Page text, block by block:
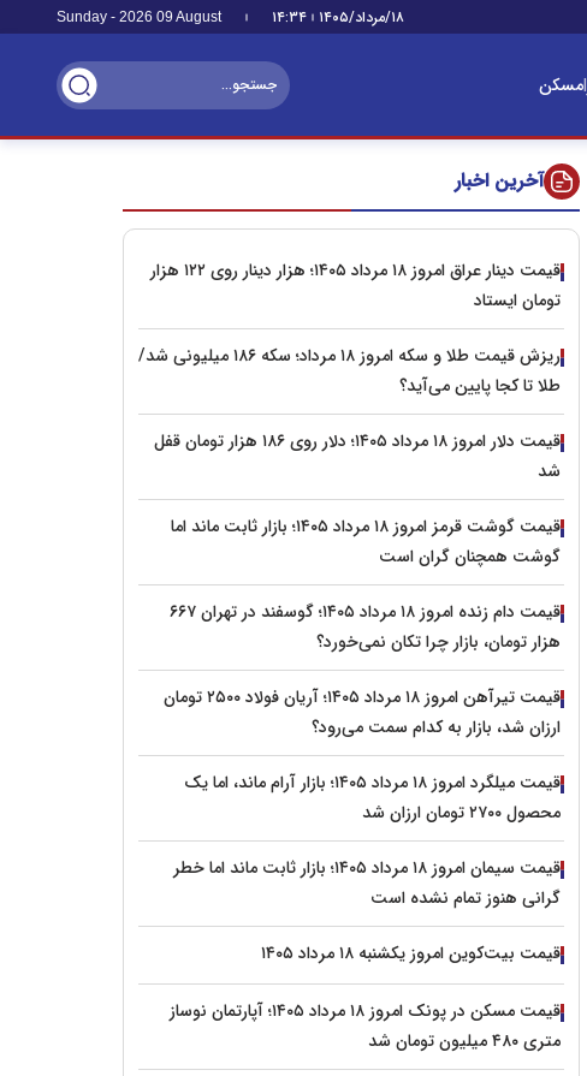
۱۸/مرداد/۱۴۰۵ ۱۴:۳۴ Sunday - 2026 09 August
|مسکن
آخرین اخبار
قیمت دینار عراق امروز ۱۸ مرداد ۱۴۰۵؛ هزار دینار روی ۱۲۲ هزار
تومان ایستاد
ریزش قیمت طلا و سکه امروز ۱۸ مرداد؛ سکه ۱۸۶ میلیونی شد/
طلا تا کجا پایین می‌آید؟
قیمت دلار امروز ۱۸ مرداد ۱۴۰۵؛ دلار روی ۱۸۶ هزار تومان قفل
شد
قیمت گوشت قرمز امروز ۱۸ مرداد ۱۴۰۵؛ بازار ثابت ماند اما
گوشت همچنان گران است
قیمت دام زنده امروز ۱۸ مرداد ۱۴۰۵؛ گوسفند در تهران ۶۶۷
هزار تومان، بازار چرا تکان نمی‌خورد؟
قیمت تیرآهن امروز ۱۸ مرداد ۱۴۰۵؛ آریان فولاد ۲۵۰۰ تومان
ارزان شد، بازار به کدام سمت می‌رود؟
قیمت میلگرد امروز ۱۸ مرداد ۱۴۰۵؛ بازار آرام ماند، اما یک
محصول ۲۷۰۰ تومان ارزان شد
قیمت سیمان امروز ۱۸ مرداد ۱۴۰۵؛ بازار ثابت ماند اما خطر
گرانی هنوز تمام نشده است
قیمت بیت‌کوین امروز یکشنبه ۱۸ مرداد ۱۴۰۵
قیمت مسکن در پونک امروز ۱۸ مرداد ۱۴۰۵؛ آپارتمان نوساز
متری ۴۸۰ میلیون تومان شد